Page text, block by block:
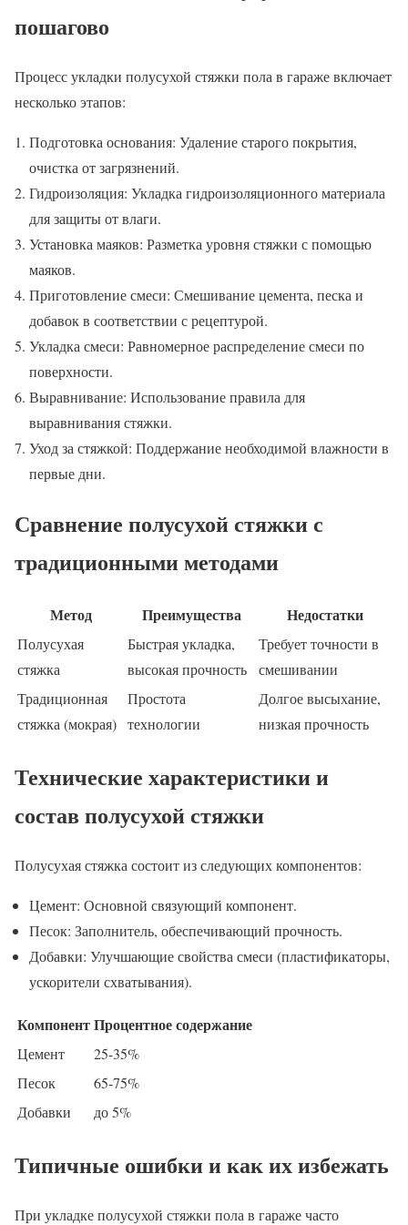
пошагово
Процесс укладки полусухой стяжки пола в гараже включает
несколько этапов:
Подготовка основания: Удаление старого покрытия,
очистка от загрязнений.
Гидроизоляция: Укладка гидроизоляционного материала
для защиты от влаги.
Установка маяков: Разметка уровня стяжки с помощью
маяков.
Приготовление смеси: Смешивание цемента, песка и
добавок в соответствии с рецептурой.
Укладка смеси: Равномерное распределение смеси по
поверхности.
Выравнивание: Использование правила для
выравнивания стяжки.
Уход за стяжкой: Поддержание необходимой влажности в
первые дни.
Сравнение полусухой стяжки с
традиционными методами
Метод Преимущества Недостатки
Полусухая
стяжка
Быстрая укладка,
высокая прочность
Требует точности в
смешивании
Традиционная
стяжка (мокрая)
Простота
технологии
Долгое высыхание,
низкая прочность
Технические характеристики и
состав полусухой стяжки
Полусухая стяжка состоит из следующих компонентов:
Цемент: Основной связующий компонент.
Песок: Заполнитель, обеспечивающий прочность.
Добавки: Улучшающие свойства смеси (пластификаторы,
ускорители схватывания).
КомпонентПроцентное содержание
Цемент
25-35%
Песок
65-75%
Добавки
до 5%
Типичные ошибки и как их избежать
При укладке полусухой стяжки пола в гараже часто